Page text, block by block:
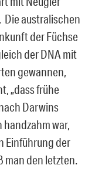
australischen
der Füchse
der DNA mit
gewannen,
„dass frühe
Darwins
handzahm war,
Einführung der
man den letzten.